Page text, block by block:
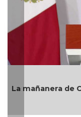
La mañanera de